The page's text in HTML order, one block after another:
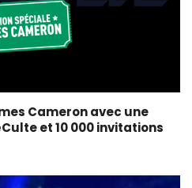
Cameron avec une
et 10 000 invitations